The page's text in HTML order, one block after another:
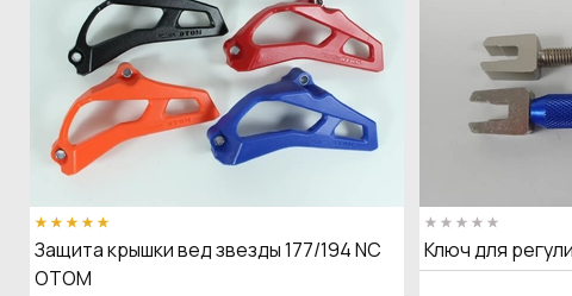
Защита крышки вед звезды 177/194 NC
OTOM
Ключ для